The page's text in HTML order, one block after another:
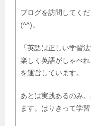
ブログを訪問してく
(^^)。
「英語は正しい学習
楽しく英語がしゃべ
を運営しています。
あとは実践あるのみ
ます。はりきって学